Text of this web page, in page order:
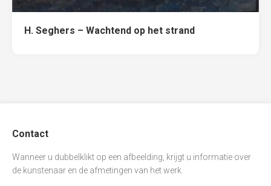
H. Seghers – Wachtend op het strand
Contact
Wanneer u dubbelklikt op een afbeelding, krijgt u informatie over
de kunstenaar en de afmetingen van het werk.